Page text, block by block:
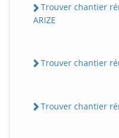
Trouver chantier
ARIZE
Trouver chantier
Trouver chantier